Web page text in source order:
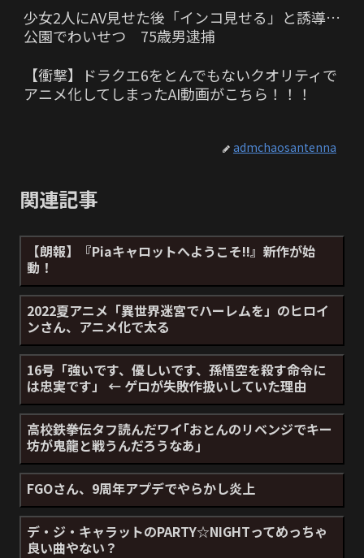
少女2人にAV見せた後「インコ見せる」と誘導…
公園でわいせつ 75歳男逮捕
【衝撃】ドラクエ6をとんでもないクオリティで
アニメ化してしまったAI動画がこちら！！！
admchaosantenna
関連記事
【朗報】『Piaキャロットへようこそ!!』新作が始
動！
2022夏アニメ「異世界迷宮でハーレムを」のヒロイ
ンさん、アニメ化で太る
16号「強いです、優しいです、孫悟空を殺す命令に
は忠実です」 ← ゲロが失敗作扱いしていた理由
高校鉄拳伝タフ読んだワイ｢おとんのリベンジでキー
坊が鬼龍と戦うんだろうなあ｣
FGOさん、9周年アプデでやらかし炎上
デ・ジ・キャラットのPARTY☆NIGHTってめっちゃ
良い曲やない？